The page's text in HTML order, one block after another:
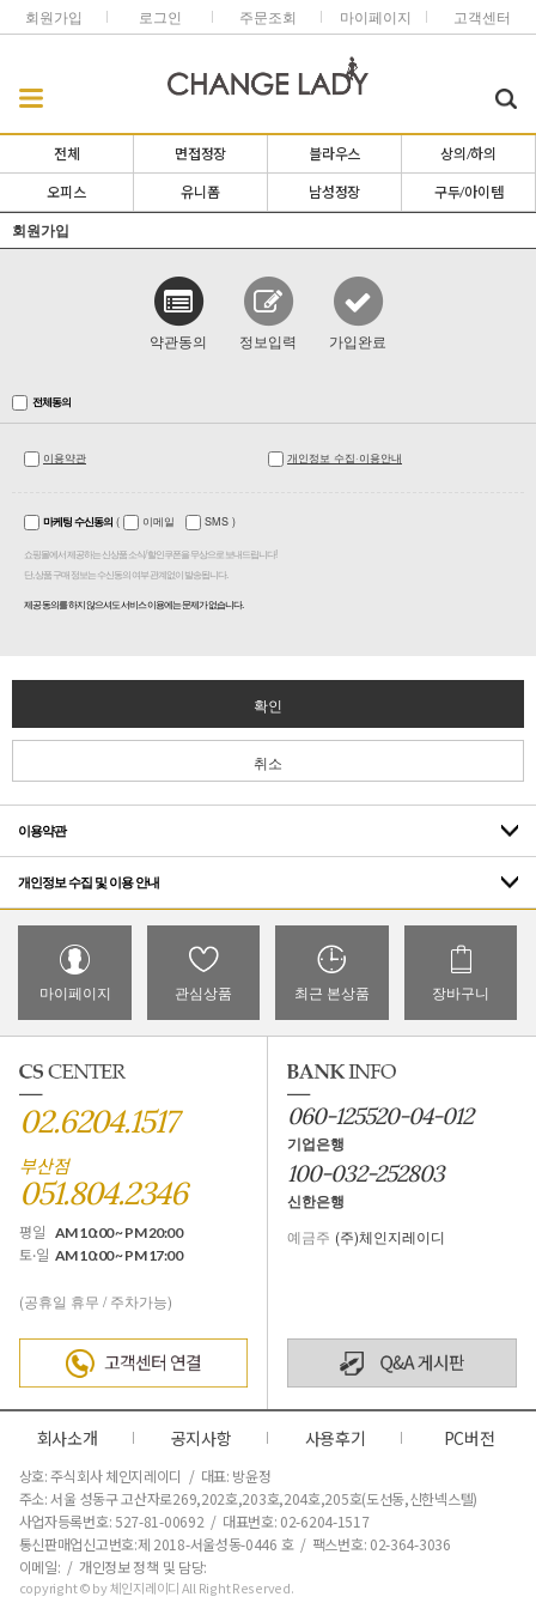
회원가입 로그인 주문조회 마이페이지 고객센터
전체 면접정장 블라우스 상의/하의
오피스 유니폼 남성정장 구두/아이템
회원가입
약관동의 정보입력 가입완료
전체동의
이용약관 개인정보 수집·이용안내
마케팅 수신동의 ( 이메일 SMS )
쇼핑몰에서 제공하는 신상품 소식/ 할인쿠폰을 무상으로 보내드립니다!
단, 상품 구매 정보는 수신동의 여부 관계없이 발송됩니다.
제공 동의를 하지 않으셔도 서비스 이용에는 문제가 없습니다.
확인
취소
이용약관
개인정보 수집 및 이용 안내
마이페이지 관심상품 최근 본상품 장바구니
02.6204.1517
부산점
051.804.2346
평일 AM 10:00 ~ PM 20:00
토·일 AM 10:00 ~ PM 17:00
(공휴일 휴무 / 주차가능)
060-125520-04-012
기업은행
100-032-252803
신한은행
예금주 (주)체인지레이디
회사소개 공지사항 사용후기 PC버전
상호: 주식회사 체인지레이디 / 대표: 방윤정
주소: 서울 성동구 고산자로269,202호,203호,204호,205호(도선동,신한넥스텔)
사업자등록번호: 527-81-00692 / 대표번호: 02-6204-1517
통신판매업신고번호:제 2018-서울성동-0446 호/ 팩스번호: 02-364-3036
이메일: / 개인정보 정책 및 담당:
copyright © by 체인지레이디 All Right Reserved.